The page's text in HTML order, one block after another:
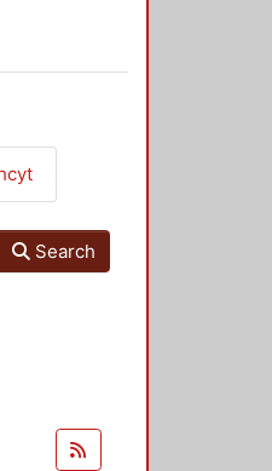
Search